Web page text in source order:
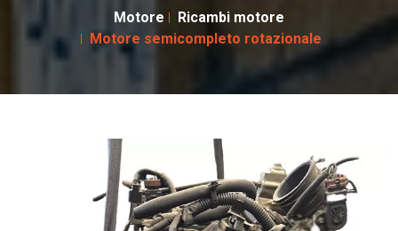
Motore
Ricambi motore
Motore semicompleto rotazionale